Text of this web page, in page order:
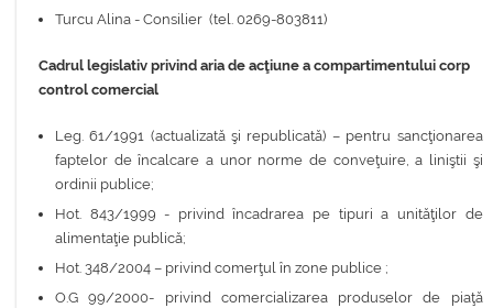
Turcu Alina - Consilier (tel. 0269-803811)
Cadrul legislativ privind aria de acţiune a compartimentului corp
control comercial
Leg. 61/1991 (actualizată şi republicată) – pentru sancţionarea
faptelor de încalcare a unor norme de conveţuire, a liniştii şi
ordinii publice;
Hot. 843/1999 - privind încadrarea pe tipuri a unităţilor de
alimentaţie publică;
Hot. 348/2004 – privind comerţul în zone publice ;
O.G 99/2000- privind comercializarea produselor de piaţă